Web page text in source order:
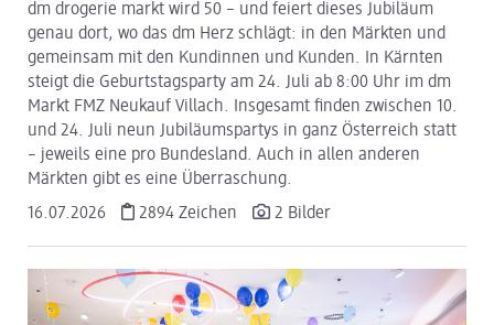
dm drogerie markt wird 50 – und feiert dieses Jubiläum
genau dort, wo das dm Herz schlägt: in den Märkten und
gemeinsam mit den Kundinnen und Kunden. In Kärnten
steigt die Geburtstagsparty am 24. Juli ab 8:00 Uhr im dm
Markt FMZ Neukauf Villach. Insgesamt finden zwischen 10.
und 24. Juli neun Jubiläumspartys in ganz Österreich statt
– jeweils eine pro Bundesland. Auch in allen anderen
Märkten gibt es eine Überraschung.
16.07.2026
2894 Zeichen 2 Bilder